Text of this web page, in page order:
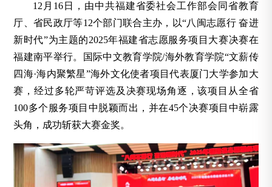
12月16日，由中共福建省委社会工作部会同省教育
厅、省民政厅等12个部门联合主办，以“八闽志愿行 奋进
新时代”为主题的2025年福建省志愿服务项目大赛决赛在
福建南平举行。国际中文教育学院/海外教育学院“文薪传
四海·海内聚繁星”海外文化使者项目代表厦门大学参加大
赛，经过多轮严苛评选及决赛现场角逐，该项目从全省
100多个服务项目中脱颖而出，并在45个决赛项目中崭露
头角，成功斩获大赛金奖。